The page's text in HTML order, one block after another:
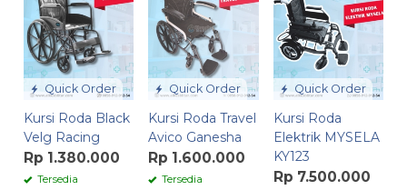
Quick Order
Kursi Roda Black
Velg Racing
Rp 1.380.000
Tersedia
Quick Order
Kursi Roda Travel
Avico Ganesha
Rp 1.600.000
Tersedia
Quick Order
Kursi Roda
Elektrik MYSELA
KY123
Rp 7.500.000